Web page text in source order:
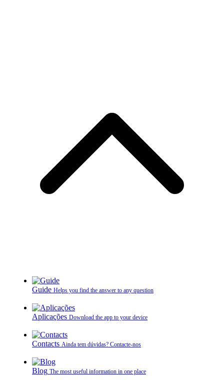
Guide Helps you find the answer to any question
Aplicações Download the app to your device
Contacts Ainda tem dúvidas? Contacte‑nos
Blog The most useful information in one place